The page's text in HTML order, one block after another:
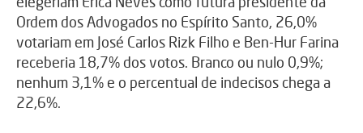
Ordem dos Advogados no Espírito Santo, 26,0%
votariam em José Carlos Rizk Filho e Ben-Hur Farina
receberia 18,7% dos votos. Branco ou nulo 0,9%;
nenhum 3,1% e o percentual de indecisos chega a
22,6%.